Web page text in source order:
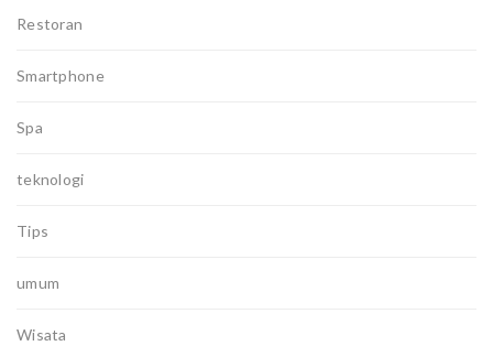
Restoran
Smartphone
Spa
teknologi
Tips
umum
Wisata